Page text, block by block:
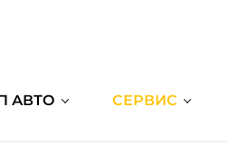
АВТО СЕРВИС